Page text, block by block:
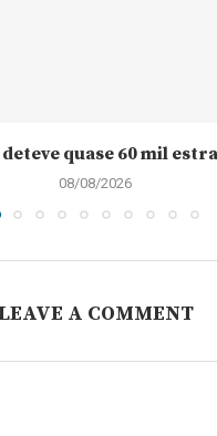
quase 60 mil
08/08/2026
LEAVE A COMMENT